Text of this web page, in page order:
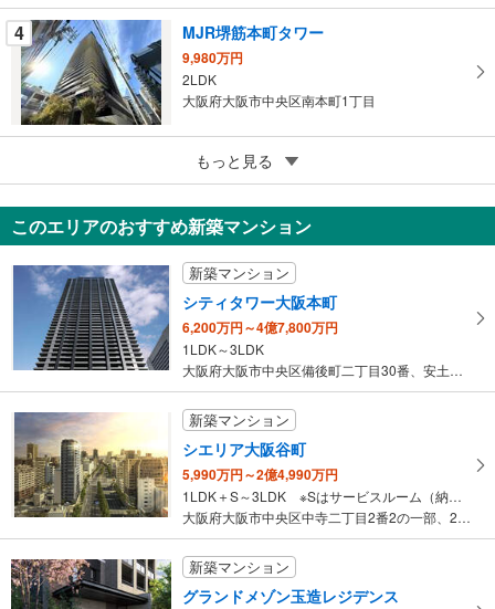
す
る
4 MJR堺筋本町タワー
9,980万円
2LDK
大阪府大阪市中央区南本町1丁目
ウエリスタワー谷町四丁目
8,980万円
2LDK
大阪府大阪市中央区内本町2丁目
もっと見る
このエリアのおすすめ新築マンション
新築マンション
シティタワー大阪本町
6,200万円～4億7,800万円
1LDK～3LDK
大阪府大阪市中央区備後町二丁目30番、安土町二丁目33番（地番）
新築マンション
シエリア大阪谷町
5,990万円～2億4,990万円
1LDK＋S～3LDK ※Sはサービスルーム（納戸）です。
大阪府大阪市中央区中寺二丁目2番2の一部、2番3（地番）
新築マンション
グランドメゾン玉造レジデンス